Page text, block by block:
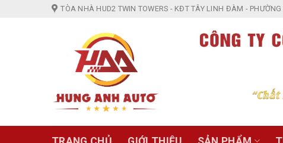
TÒA NHÀ HUD2 TWIN TOWERS - KĐT TÂY LINH ĐÀM -